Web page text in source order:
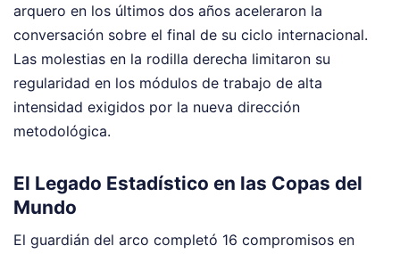
arquero en los últimos dos años aceleraron la
conversación sobre el final de su ciclo internacional.
Las molestias en la rodilla derecha limitaron su
regularidad en los módulos de trabajo de alta
intensidad exigidos por la nueva dirección
metodológica.
El Legado Estadístico en las Copas del
Mundo
El guardián del arco completó 16 compromisos en